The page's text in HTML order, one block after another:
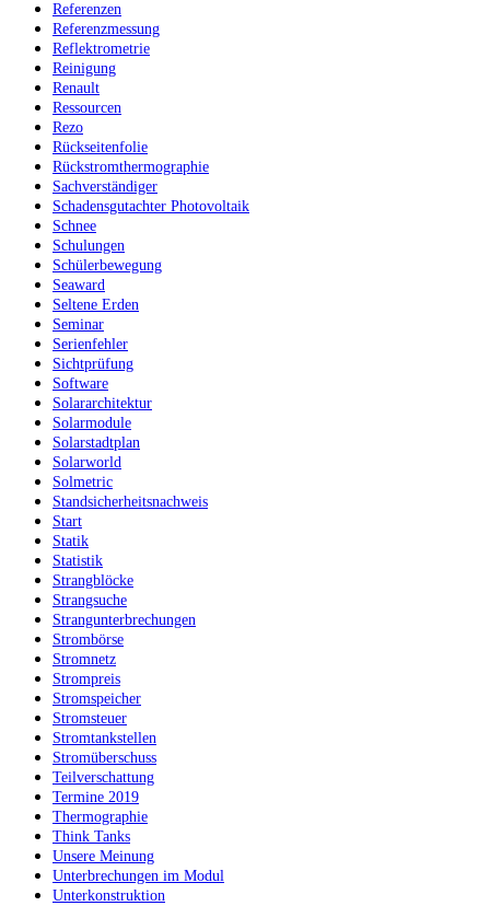
Referenzen
Referenzmessung
Reflektrometrie
Reinigung
Renault
Ressourcen
Rezo
Rückseitenfolie
Rückstromthermographie
Sachverständiger
Schadensgutachter Photovoltaik
Schnee
Schulungen
Schülerbewegung
Seaward
Seltene Erden
Seminar
Serienfehler
Sichtprüfung
Software
Solararchitektur
Solarmodule
Solarstadtplan
Solarworld
Solmetric
Standsicherheitsnachweis
Start
Statik
Statistik
Strangblöcke
Strangsuche
Strangunterbrechungen
Strombörse
Stromnetz
Strompreis
Stromspeicher
Stromsteuer
Stromtankstellen
Stromüberschuss
Teilverschattung
Termine 2019
Thermographie
Think Tanks
Unsere Meinung
Unterbrechungen im Modul
Unterkonstruktion